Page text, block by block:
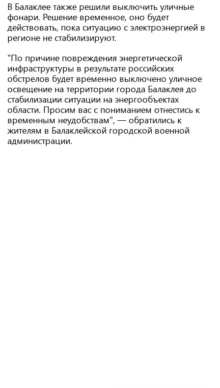
В Балаклее также решили выключить уличные
фонари. Решение временное, оно будет
действовать, пока ситуацию с электроэнергией в
регионе не стабилизируют.
"По причине повреждения энергетической
инфраструктуры в результате российских
обстрелов будет временно выключено уличное
освещение на территории города Балаклея до
стабилизации ситуации на энергообъектах
области. Просим вас с пониманием отнестись к
временным неудобствам", — обратились к
жителям в Балаклейской городской военной
администрации.